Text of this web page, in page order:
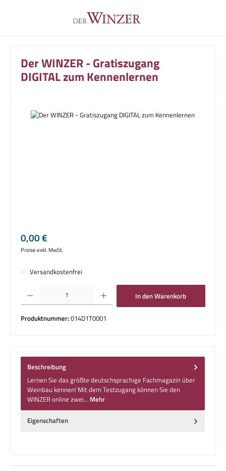
Der WINZER - Gratiszugang
DIGITAL zum Kennenlernen
Bildergalerie überspringen
Regulärer Preis:
0,00 €
Preise exkl. MwSt.
Versandkostenfrei
Produkt Anzahl: Gib den gewünschten Wert ein oder benutze die Schaltflächen um
In den Warenkorb
Produktnummer:014D1T0001
Beschreibung
Lernen Sie das größte deutschsprachige Fachmagazin über
Weinbau kennen! Mit dem Testzugang können Sie den
WINZER online zwei… Mehr
Eigenschaften